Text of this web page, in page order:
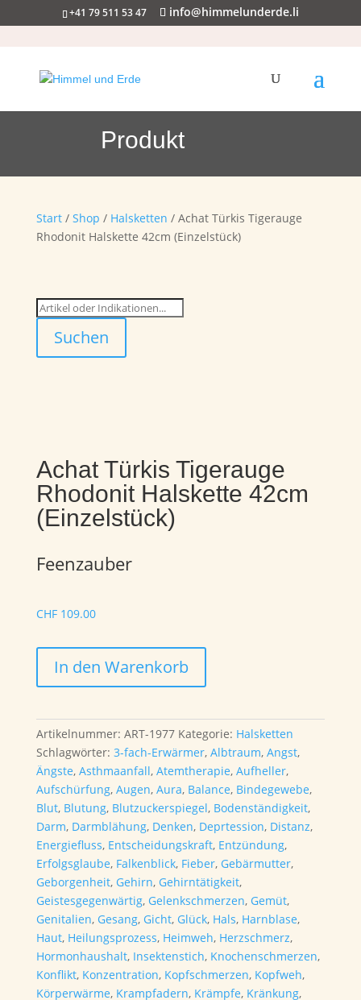
+41 79 511 53 47 info@himmelunderde.li
Produkt
Start/ Shop / Halsketten / Achat Türkis Tigerauge
Rhodonit Halskette 42cm (Einzelstück)
Suchen
Achat Türkis Tigerauge
Rhodonit Halskette 42cm
(Einzelstück)
Feenzauber
CHF109.00
Türkis
Tigerauge
Halskette
42cm
(Einzelstück)
Menge
In den Warenkorb
Artikelnummer: ART-1977 Kategorie: Halsketten
Schlagwörter: 3-fach-Erwärmer, Albtraum, Angst,
Ängste, Asthmaanfall, Atemtherapie, Aufheller,
Aufschürfung, Augen, Aura, Balance, Bindegewebe,
Blut, Blutung, Blutzuckerspiegel, Bodenständigkeit,
Darm, Darmblähung, Denken, Deprtession, Distanz,
Energiefluss, Entscheidungskraft, Entzündung,
Erfolgsglaube, Falkenblick, Fieber, Gebärmutter,
Geborgenheit, Gehirn, Gehirntätigkeit,
Geistesgegenwärtig, Gelenkschmerzen, Gemüt,
Genitalien, Gesang, Gicht, Glück, Hals, Harnblase,
Haut, Heilungsprozess, Heimweh, Herzschmerz,
Hormonhaushalt, Insektenstich, Knochenschmerzen,
Konflikt, Konzentration, Kopfschmerzen, Kopfweh,
Körperwärme, Krampfadern, Krämpfe, Kränkung,